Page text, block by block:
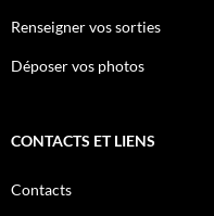
Renseigner vos sorties
Déposer vos photos
CONTACTS ET LIENS
Contacts